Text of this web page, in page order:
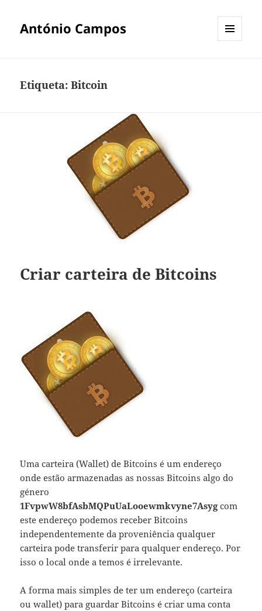
António Campos
Etiqueta:Bitcoin
Criar carteira de Bitcoins
Uma carteira (Wallet) de Bitcoins é um endereço
onde estão armazenadas as nossas Bitcoins algo do
género
1FvpwW8bfAsbMQPuUaLooewmkvyne7Asygcom
este endereço podemos receber Bitcoins
independentemente da proveniência qualquer
carteira pode transferir para qualquer endereço. Por
isso o local onde a temos é irrelevante.
A forma mais simples de ter um endereço (carteira
ou wallet) para guardar Bitcoins é criar uma conta